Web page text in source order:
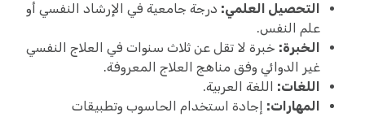
التحصيل العلمي: درجة جامعية في الإرشاد النفسي أو
علم النفس.
الخبرة: خبرة لا تقل عن ثلاث سنوات في العلاج النفسي
غير الدوائي وفق مناهج العلاج المعروفة.
اللغات: اللغة العربية.
المهارات: إجادة استخدام الحاسوب وتطبيقات